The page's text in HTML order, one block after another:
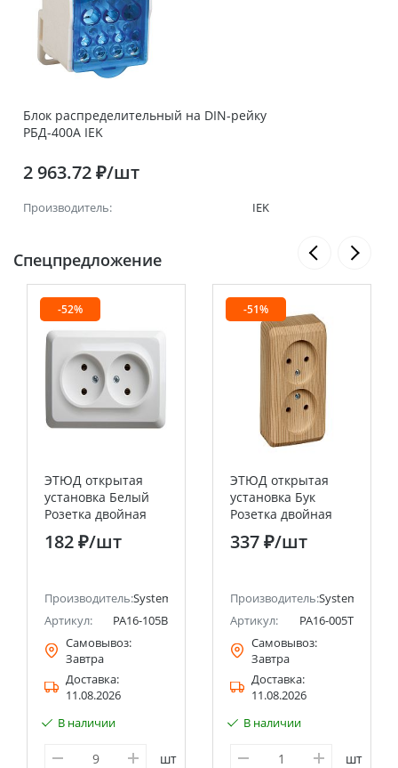
Блок распределительный на DIN-рейку
РБД-400А IEK
2 963.72 ₽/шт
Производитель: IEK
Спецпредложение
-52%
ЭТЮД открытая
установка Белый
Розетка двойная
угловая без
заземления 16А
Electric)
182 ₽/шт
Производитель:Systeme Electric (ранее Schneider Electric)
Артикул:
PA16-105B
Самовывоз:
Завтра
Доставка:
11.08.2026
В наличии
шт
-51%
ЭТЮД открытая
установка Бук
Розетка двойная
без заземления
Systeme Electric
337 ₽/шт
Производитель:Systeme
Артикул:
PA16-005T
Самовывоз:
Завтра
Доставка:
11.08.2026
В наличии
шт